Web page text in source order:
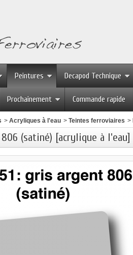
Peintures Decapod Technique
Prochainement Commande rapide
> Acryliques à l'eau > Teintes ferroviaires >
(satiné) [acrylique à l'eau]